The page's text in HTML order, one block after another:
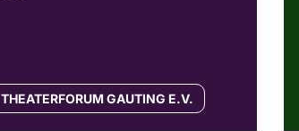
THEATERFORUM GAUTING E.V.